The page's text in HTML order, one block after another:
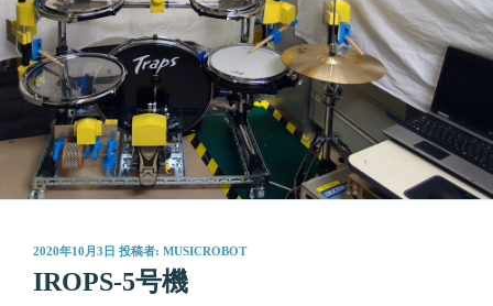
投
日:
2020年10月3日 投稿者: MUSICROBOT
IROPS-5号機